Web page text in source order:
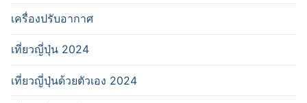
เครื่องปรับอากาศ
เที่ยวญี่ปุ่น 2024
เที่ยวญี่ปุ่นด้วยตัวเอง 2024